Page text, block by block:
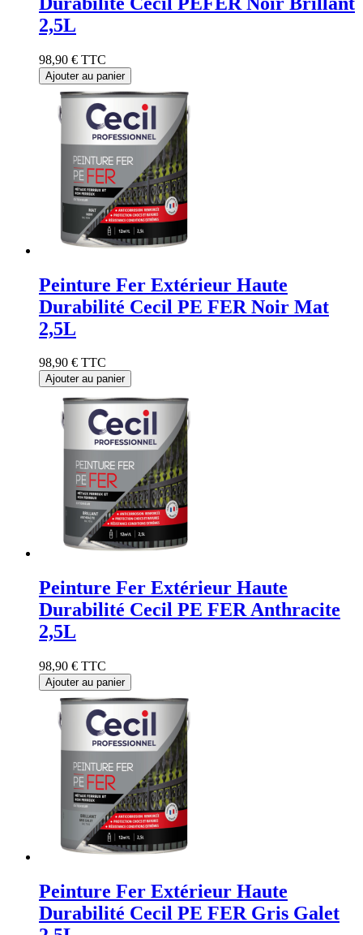
2,5L
98,90 € TTC
Ajouter au panier
Peinture Fer Extérieur Haute
Durabilité Cecil PE FER Noir Mat
2,5L
98,90 € TTC
Ajouter au panier
Peinture Fer Extérieur Haute
Durabilité Cecil PE FER Anthracite
2,5L
98,90 € TTC
Ajouter au panier
Peinture Fer Extérieur Haute
Durabilité Cecil PE FER Gris Galet